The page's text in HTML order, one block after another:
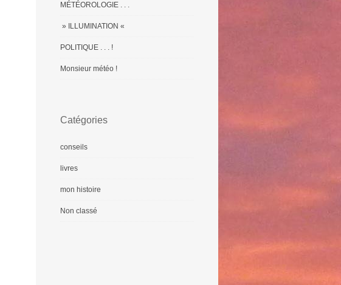
MÉTÉOROLOGIE . . .
» ILLUMINATION «
POLITIQUE . . . !
Monsieur météo !
Catégories
conseils
livres
mon histoire
Non classé